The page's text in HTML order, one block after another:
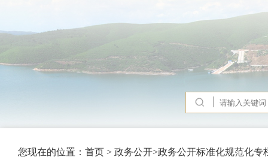
您现在的位置： 首页 > 政务公开>政务公开标准化规范化专